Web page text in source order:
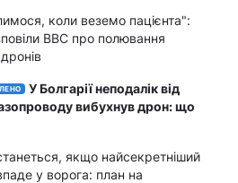
коли веземо пацієнта":
BBC про полювання
У Болгарії неподалік від
вибухнув дрон: що
якщо найсекретніший
у ворога: план на